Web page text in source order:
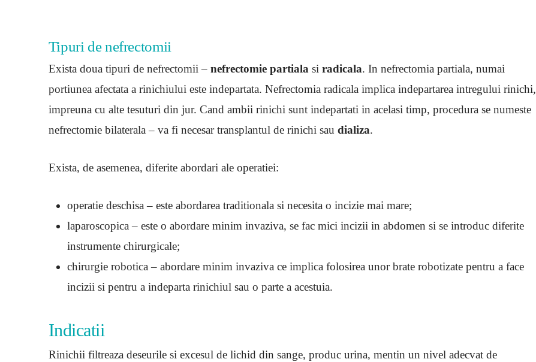
Tipuri de nefrectomii
Exista doua tipuri de nefrectomii – nefrectomie partiala si radicala. In nefrectomia partiala, numai
portiunea afectata a rinichiului este indepartata. Nefrectomia radicala implica indepartarea intregului rinichi,
impreuna cu alte tesuturi din jur. Cand ambii rinichi sunt indepartati in acelasi timp, procedura se numeste
nefrectomie bilaterala – va fi necesar transplantul de rinichi sau dializa.
Exista, de asemenea, diferite abordari ale operatiei:
operatie deschisa – este abordarea traditionala si necesita o incizie mai mare;
laparoscopica – este o abordare minim invaziva, se fac mici incizii in abdomen si se introduc diferite
instrumente chirurgicale;
chirurgie robotica – abordare minim invaziva ce implica folosirea unor brate robotizate pentru a face
incizii si pentru a indeparta rinichiul sau o parte a acestuia.
Indicatii
Rinichii filtreaza deseurile si excesul de lichid din sange, produc urina, mentin un nivel adecvat de